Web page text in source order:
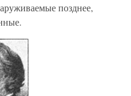
позднее,